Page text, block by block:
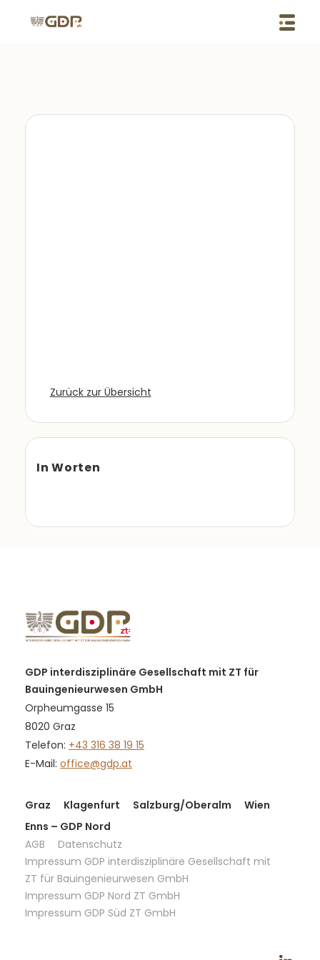
Zurück zur Übersicht
In Worten
GDP interdisziplinäre Gesellschaft mit ZT für
Bauingenieurwesen GmbH
Orpheumgasse 15
8020 Graz
Telefon: +43 316 38 19 15
E-Mail: office@gdp.at
Graz Klagenfurt Salzburg/Oberalm
Wien
Enns – GDP Nord
AGB
Datenschutz
Impressum GDP interdisziplinäre Gesellschaft mit
ZT für Bauingenieurwesen GmbH
Impressum GDP Nord ZT GmbH
Impressum GDP Süd ZT GmbH